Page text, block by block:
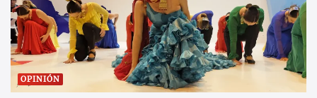
OPINIÓN